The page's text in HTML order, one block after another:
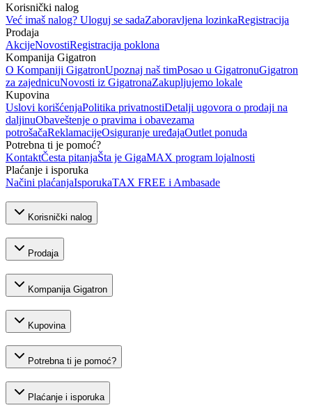
Korisnički nalog
Već imaš nalog? Uloguj se sadaZaboravljena lozinkaRegistracija
Prodaja
AkcijeNovostiRegistracija poklona
Kompanija Gigatron
O Kompaniji GigatronUpoznaj naš timPosao u GigatronuGigatron
za zajednicuNovosti iz GigatronaZakupljujemo lokale
Kupovina
Uslovi korišćenjaPolitika privatnostiDetalji ugovora o prodaji na
daljinuObaveštenje o pravima i obavezama
potrošačaReklamacijeOsiguranje uređajaOutlet ponuda
Potrebna ti je pomoć?
KontaktČesta pitanjaŠta je GigaMAX program lojalnosti
Plaćanje i isporuka
Načini plaćanjaIsporukaTAX FREE i Ambasade
Korisnički nalog
Prodaja
Kompanija Gigatron
Kupovina
Potrebna ti je pomoć?
Plaćanje i isporuka